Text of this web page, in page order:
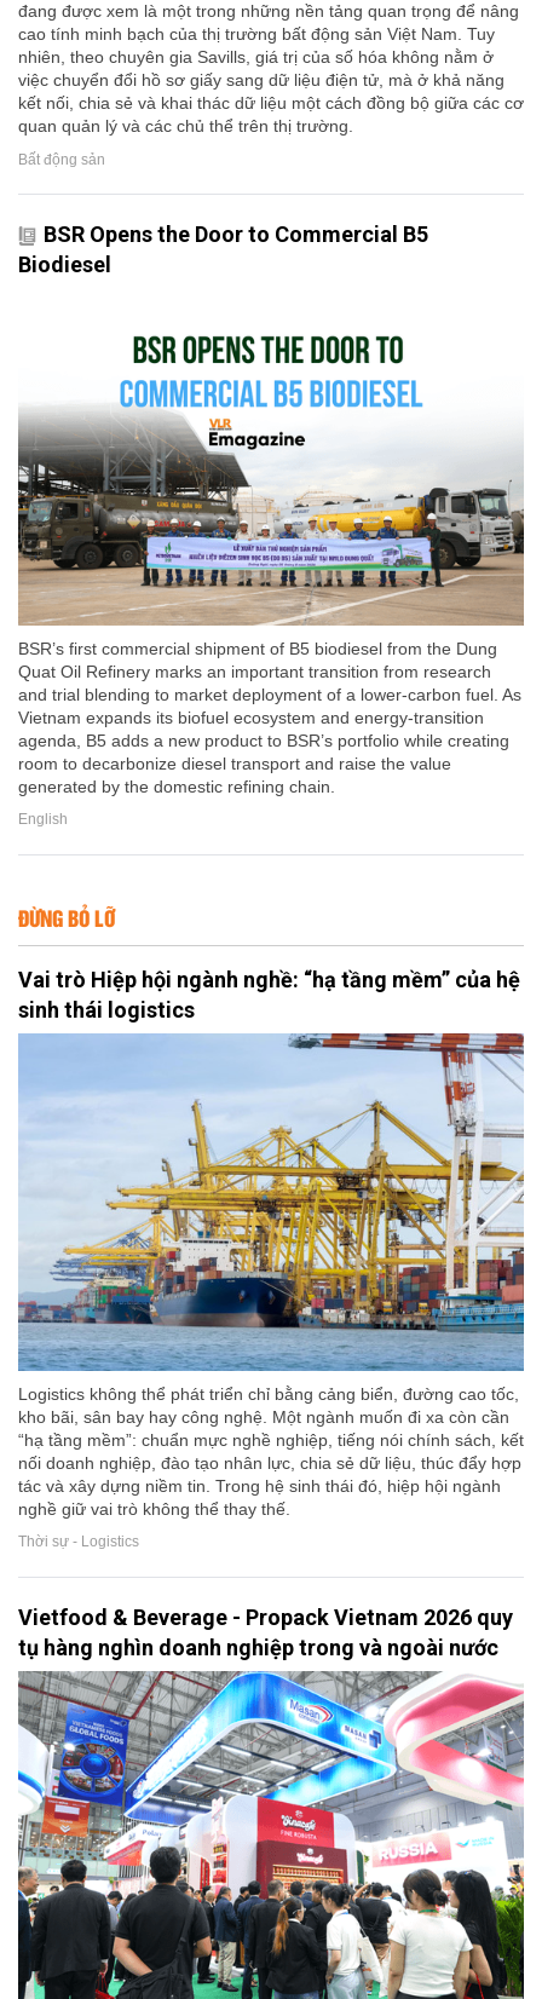
đang được xem là một trong những nền tảng quan trọng để nâng
cao tính minh bạch của thị trường bất động sản Việt Nam. Tuy
nhiên, theo chuyên gia Savills, giá trị của số hóa không nằm ở
việc chuyển đổi hồ sơ giấy sang dữ liệu điện tử, mà ở khả năng
kết nối, chia sẻ và khai thác dữ liệu một cách đồng bộ giữa các cơ
quan quản lý và các chủ thể trên thị trường.
Bất động sản
BSR Opens the Door to Commercial B5
Biodiesel
BSR’s first commercial shipment of B5 biodiesel from the Dung
Quat Oil Refinery marks an important transition from research
and trial blending to market deployment of a lower-carbon fuel. As
Vietnam expands its biofuel ecosystem and energy-transition
agenda, B5 adds a new product to BSR’s portfolio while creating
room to decarbonize diesel transport and raise the value
generated by the domestic refining chain.
English
ĐỪNG BỎ LỠ
Vai trò Hiệp hội ngành nghề: “hạ tầng mềm” của hệ
sinh thái logistics
Logistics không thể phát triển chỉ bằng cảng biển, đường cao tốc,
kho bãi, sân bay hay công nghệ. Một ngành muốn đi xa còn cần
“hạ tầng mềm”: chuẩn mực nghề nghiệp, tiếng nói chính sách, kết
nối doanh nghiệp, đào tạo nhân lực, chia sẻ dữ liệu, thúc đẩy hợp
tác và xây dựng niềm tin. Trong hệ sinh thái đó, hiệp hội ngành
nghề giữ vai trò không thể thay thế.
Thời sự - Logistics
Vietfood & Beverage - Propack Vietnam 2026 quy
tụ hàng nghìn doanh nghiệp trong và ngoài nước